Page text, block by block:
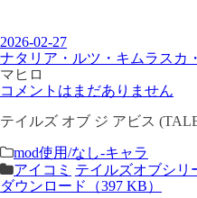
2026-02-27
ナタリア・ルツ・キムラスカ
マヒロ
コメントはまだありません
テイルズ オブ ジ アビス
mod使用/なし-キャラ
アイコミ テイルズオブシリ
ダウンロード（397 KB）